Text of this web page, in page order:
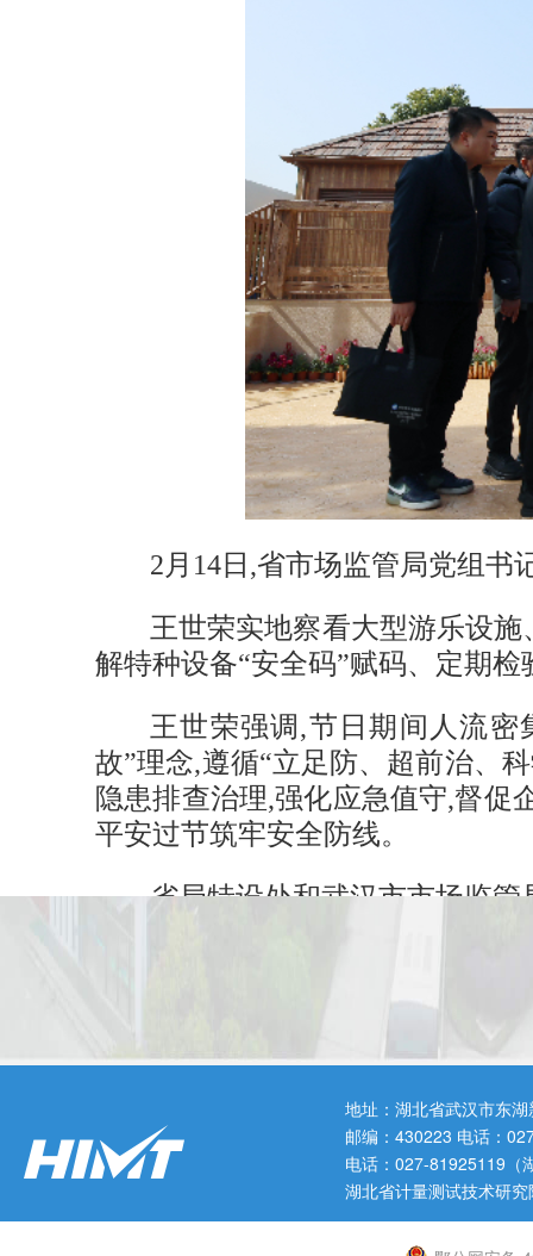
2月14日,省市场监管局党组书
王世荣实地察看大型游乐设
解特种设备“安全码”赋码、定期
王世荣强调,节日期间人流
故”理念,遵循“立足防、超前治、
隐患排查治理,强化应急值守,督促
平安过节筑牢安全防线。
省局特设处和武汉市市场监
地址：湖北省武汉市东
邮编：430223 电话：
电话：027-81925119（
湖北省计量测试技术研